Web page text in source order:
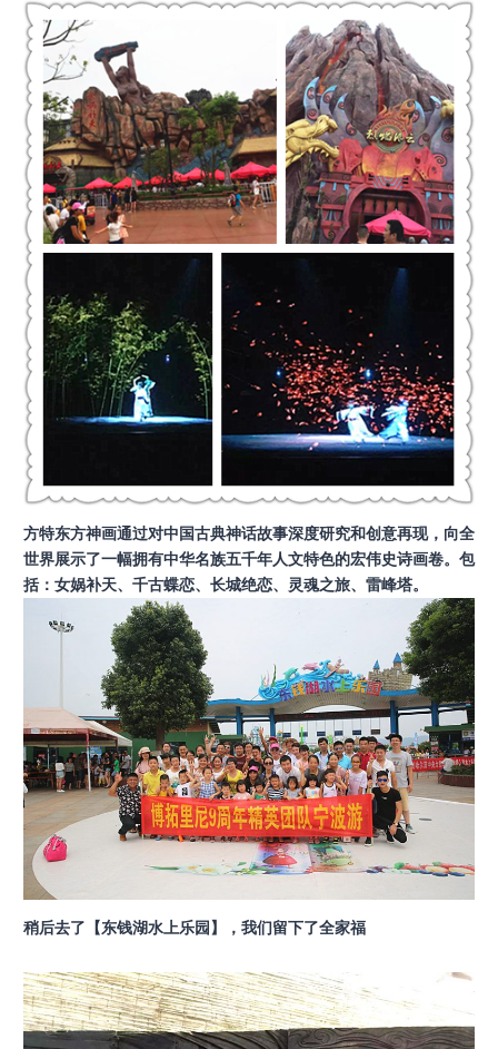
方特东方神画通过对中国古典神话故事深度研究和创意再现，向全
世界展示了一幅拥有中华名族五千年人文特色的宏伟史诗画卷。包
括：女娲补天、千古蝶恋、长城绝恋、灵魂之旅、雷峰塔。
稍后去了【东钱湖水上乐园】，我们留下了全家福